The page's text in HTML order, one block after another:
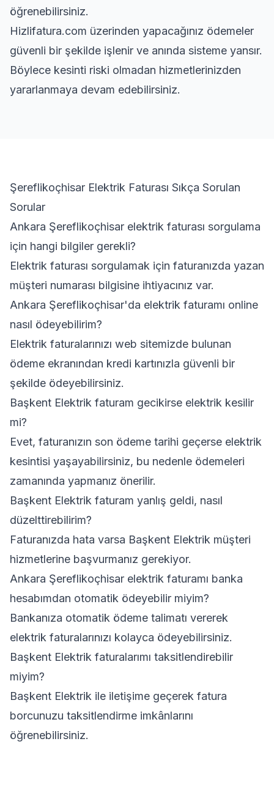
öğrenebilirsiniz.
Hizlifatura.com üzerinden yapacağınız ödemeler
güvenli bir şekilde işlenir ve anında sisteme yansır.
Böylece kesinti riski olmadan hizmetlerinizden
yararlanmaya devam edebilirsiniz.
Şereflikoçhisar Elektrik Faturası Sıkça Sorulan
Sorular
Ankara Şereflikoçhisar elektrik faturası sorgulama
için hangi bilgiler gerekli?
Elektrik faturası sorgulamak için faturanızda yazan
müşteri numarası bilgisine ihtiyacınız var.
Ankara Şereflikoçhisar'da elektrik faturamı online
nasıl ödeyebilirim?
Elektrik faturalarınızı web sitemizde bulunan
ödeme ekranından kredi kartınızla güvenli bir
şekilde ödeyebilirsiniz.
Başkent Elektrik faturam gecikirse elektrik kesilir
mi?
Evet, faturanızın son ödeme tarihi geçerse elektrik
kesintisi yaşayabilirsiniz, bu nedenle ödemeleri
zamanında yapmanız önerilir.
Başkent Elektrik faturam yanlış geldi, nasıl
düzelttirebilirim?
Faturanızda hata varsa Başkent Elektrik müşteri
hizmetlerine başvurmanız gerekiyor.
Ankara Şereflikoçhisar elektrik faturamı banka
hesabımdan otomatik ödeyebilir miyim?
Bankanıza otomatik ödeme talimatı vererek
elektrik faturalarınızı kolayca ödeyebilirsiniz.
Başkent Elektrik faturalarımı taksitlendirebilir
miyim?
Başkent Elektrik ile iletişime geçerek fatura
borcunuzu taksitlendirme imkânlarını
öğrenebilirsiniz.